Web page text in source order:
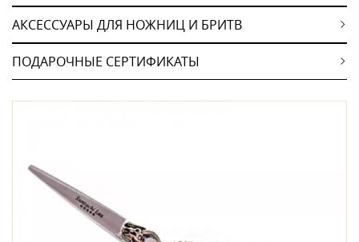
АКСЕССУАРЫ ДЛЯ НОЖНИЦ И БРИТВ
ПОДАРОЧНЫЕ СЕРТИФИКАТЫ